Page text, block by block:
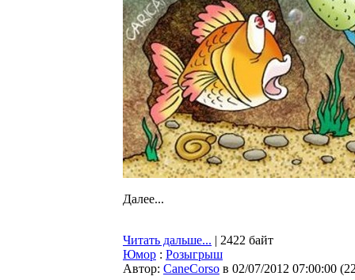
Далее...
Читать дальше... | 2422 байт
Юмор : Розыгрыш
Автор: CaneCorso в 02/07/2012 07:00:00 (